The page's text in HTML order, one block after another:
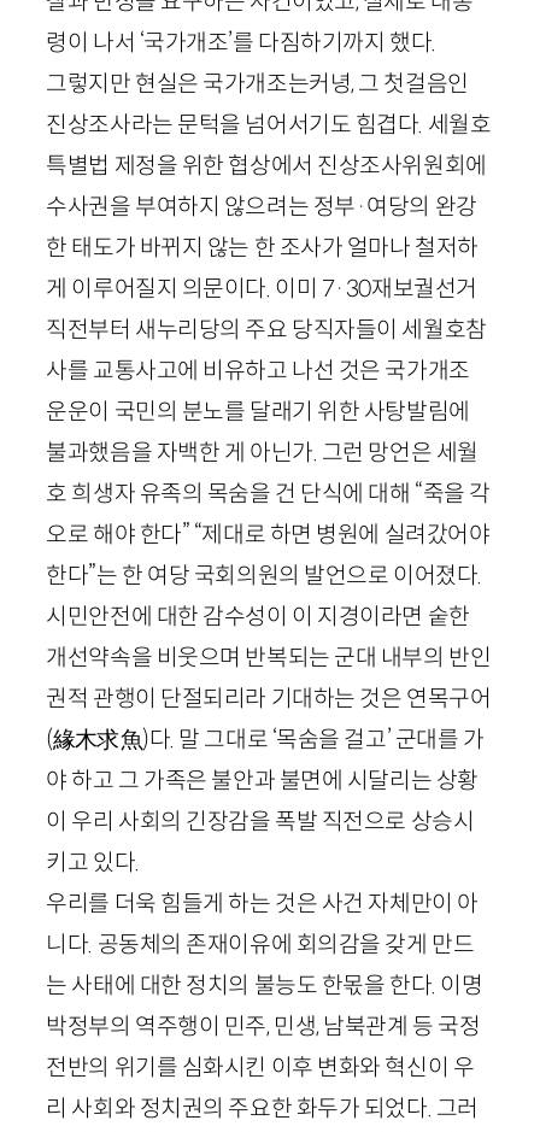
령이 나서 ‘국가개조’를 다짐하기까지 했다.
그렇지만 현실은 국가개조는커녕, 그 첫걸음인
진상조사라는 문턱을 넘어서기도 힘겹다. 세월호
특별법 제정을 위한 협상에서 진상조사위원회에
수사권을 부여하지 않으려는 정부·여당의 완강
한 태도가 바뀌지 않는 한 조사가 얼마나 철저하
게 이루어질지 의문이다. 이미 7· 30재보궐선거
직전부터 새누리당의 주요 당직자들이 세월호참
사를 교통사고에 비유하고 나선 것은 국가개조
운운이 국민의 분노를 달래기 위한 사탕발림에
불과했음을 자백한 게 아닌가. 그런 망언은 세월
호 희생자 유족의 목숨을 건 단식에 대해 “죽을 각
오로 해야 한다” “제대로 하면 병원에 실려갔어야
한다”는 한 여당 국회의원의 발언으로 이어졌다.
시민안전에 대한 감수성이 이 지경이라면 숱한
개선약속을 비웃으며 반복되는 군대 내부의 반인
권적 관행이 단절되리라 기대하는 것은 연목구어
(緣木求魚)다. 말 그대로 ‘목숨을 걸고’ 군대를 가
야 하고 그 가족은 불안과 불면에 시달리는 상황
이 우리 사회의 긴장감을 폭발 직전으로 상승시
키고 있다.
우리를 더욱 힘들게 하는 것은 사건 자체만이 아
니다. 공동체의 존재이유에 회의감을 갖게 만드
는 사태에 대한 정치의 불능도 한몫을 한다. 이명
박정부의 역주행이 민주, 민생, 남북관계 등 국정
전반의 위기를 심화시킨 이후 변화와 혁신이 우
리 사회와 정치권의 주요한 화두가 되었다. 그러